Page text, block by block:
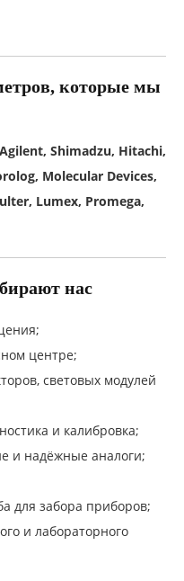
которые мы
Shimadzu, Hitachi,
Molecular Devices,
Lumex, Promega,
нас
центре;
световых модулей
и калибровка;
и надёжные аналоги;
для забора приборов;
и лабораторного